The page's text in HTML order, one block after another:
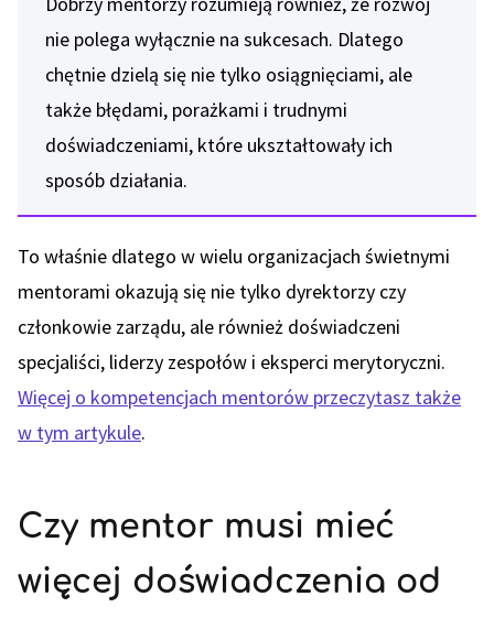
nie polega wyłącznie na sukcesach. Dlatego
chętnie dzielą się nie tylko osiągnięciami, ale
także błędami, porażkami i trudnymi
doświadczeniami, które ukształtowały ich
sposób działania.
To właśnie dlatego w wielu organizacjach świetnymi
mentorami okazują się nie tylko dyrektorzy czy
członkowie zarządu, ale również doświadczeni
specjaliści, liderzy zespołów i eksperci merytoryczni.
Więcej o kompetencjach mentorów przeczytasz także
w tym artykule.
Czy mentor musi mieć
więcej doświadczenia od